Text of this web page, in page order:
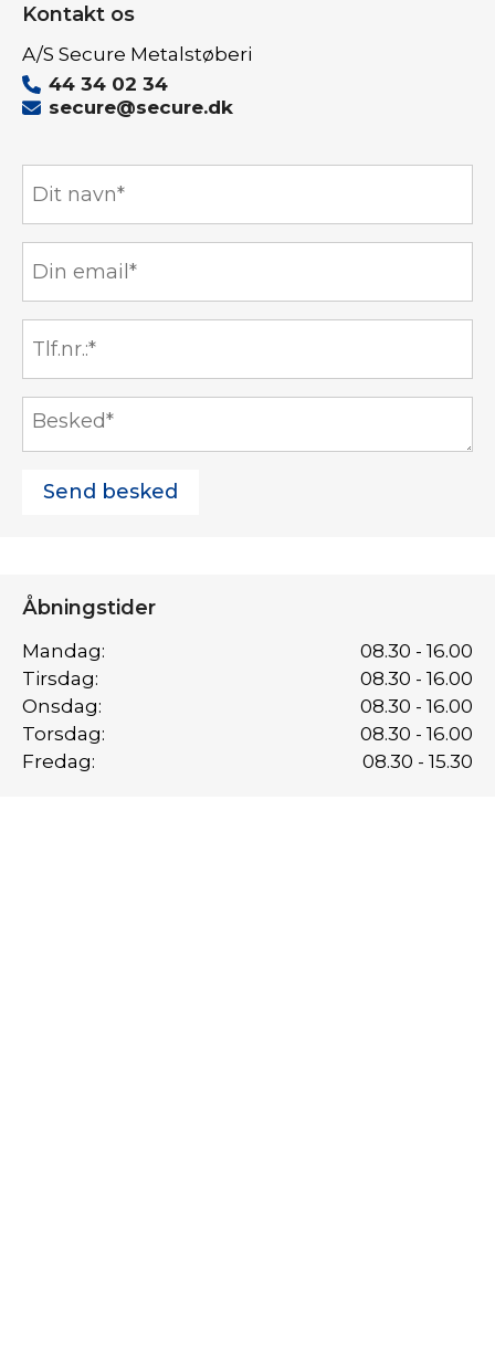
Kontakt os
A/S Secure Metalstøberi
44 34 02 34
secure@secure.dk
mail
*
Besked
Åbningstider
Mandag:
08.30 - 16.00
Tirsdag:
08.30 - 16.00
Onsdag:
08.30 - 16.00
Torsdag:
08.30 - 16.00
Fredag:
08.30 - 15.30